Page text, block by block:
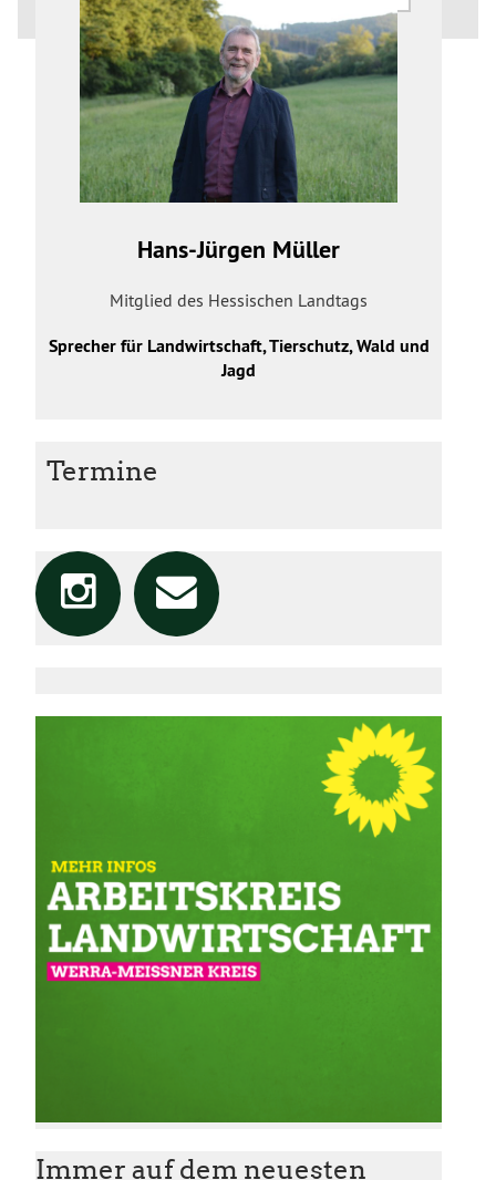
Hans-Jürgen Müller
Mitglied des Hessischen Landtags
Sprecher für Landwirtschaft, Tierschutz, Wald und
Jagd
Termine
Immer auf dem neuesten